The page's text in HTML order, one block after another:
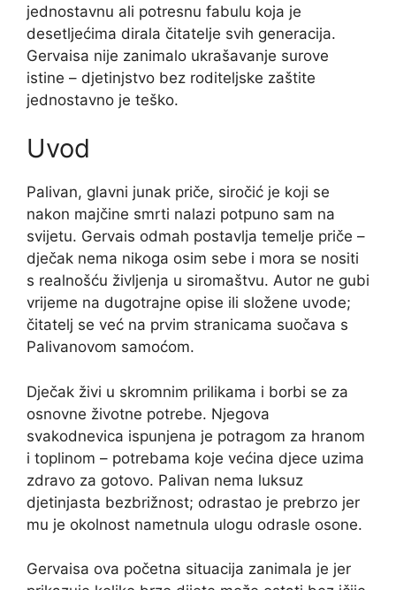
jednostavnu ali potresnu fabulu koja je
desetljećima dirala čitatelje svih generacija.
Gervaisa nije zanimalo ukrašavanje surove
istine – djetinjstvo bez roditeljske zaštite
jednostavno je teško.
Uvod
Palivan, glavni junak priče, siročić je koji se
nakon majčine smrti nalazi potpuno sam na
svijetu. Gervais odmah postavlja temelje priče –
dječak nema nikoga osim sebe i mora se nositi
s realnošću življenja u siromaštvu. Autor ne gubi
vrijeme na dugotrajne opise ili složene uvode;
čitatelj se već na prvim stranicama suočava s
Palivanovom samoćom.
Dječak živi u skromnim prilikama i borbi se za
osnovne životne potrebe. Njegova
svakodnevica ispunjena je potragom za hranom
i toplinom – potrebama koje većina djece uzima
zdravo za gotovo. Palivan nema luksuz
djetinjasta bezbrižnost; odrastao je prebrzo jer
mu je okolnost nametnula ulogu odrasle osone.
Gervaisa ova početna situacija zanimala je jer